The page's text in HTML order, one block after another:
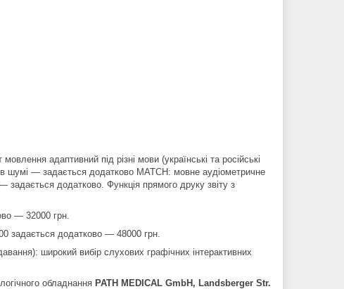
адаптивний під різні мови (українські та російські
шумі — задається додатково MATCH: мовне аудіометричне
задається додатково. Функція прямого друку звіту з
— 32000 грн.
задається додатково — 48000 грн.
широкий вибір слухових графічних інтерактивних
обладнання PATH MEDICAL GmbH, Landsberger Str.